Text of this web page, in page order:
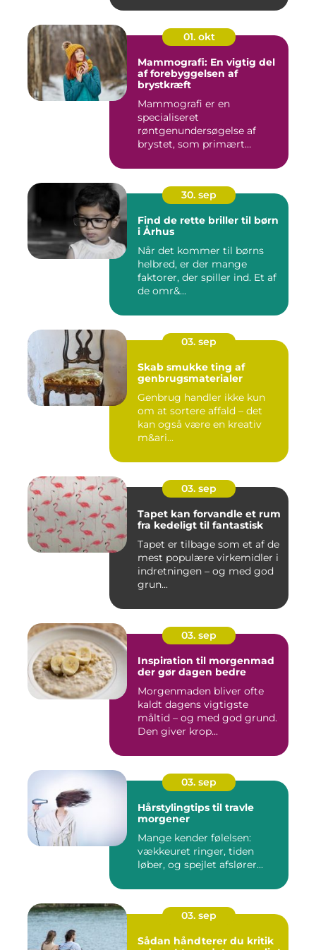
01. okt
Mammografi: En vigtig del
af forebyggelsen af
brystkræft
Mammografi er en
specialiseret
røntgenundersøgelse af
brystet, som primært
30. sep
Find de rette briller til børn
i Århus
Når det kommer til børns
helbred, er der mange
faktorer, der spiller ind. Et af
de omr&...
03. sep
Skab smukke ting af
genbrugsmaterialer
Genbrug handler ikke kun
om at sortere affald – det
kan også være en kreativ
m&ari...
03. sep
Tapet kan forvandle et rum
fra kedeligt til fantastisk
Tapet er tilbage som et af de
mest populære virkemidler i
indretningen – og med god
grun...
03. sep
Inspiration til morgenmad
der gør dagen bedre
Morgenmaden bliver ofte
kaldt dagens vigtigste
måltid – og med god grund.
Den giver krop...
03. sep
Hårstylingtips til travle
morgener
Mange kender følelsen:
vækkeuret ringer, tiden
løber, og spejlet afslører...
03. sep
Sådan håndterer du kritik